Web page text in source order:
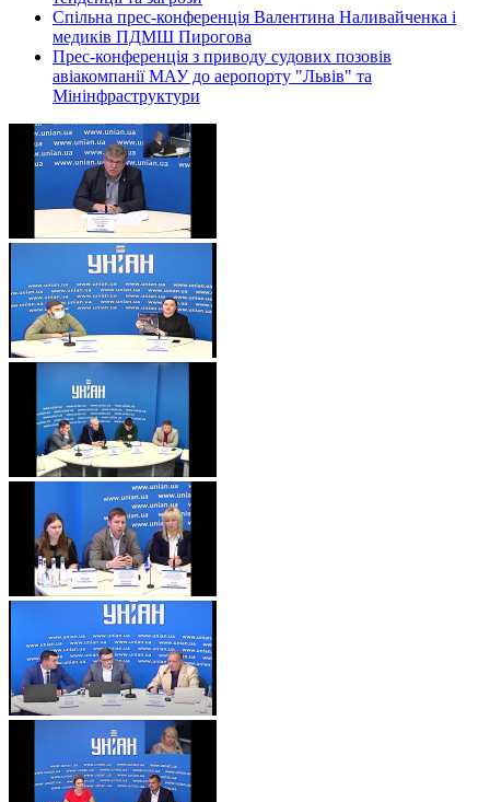
Спільна прес-конференція Валентина Наливайченка і
медиків ПДМШ Пирогова
Прес-конференція з приводу судових позовів
авіакомпанії МАУ до аеропорту "Львів" та
Мінінфраструктури